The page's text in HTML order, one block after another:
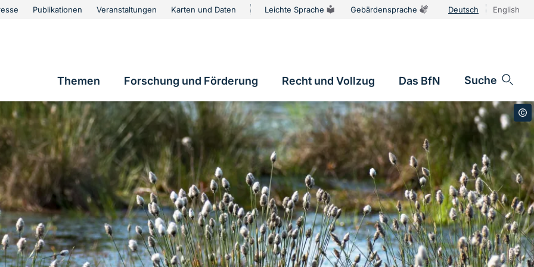
Publikationen Veranstaltungen Karten und Daten Leichte Sprache Gebärdensprache Deutsch English
Hauptnavigation
Themen Forschung und Förderung Recht und Vollzug Das BfN Suche